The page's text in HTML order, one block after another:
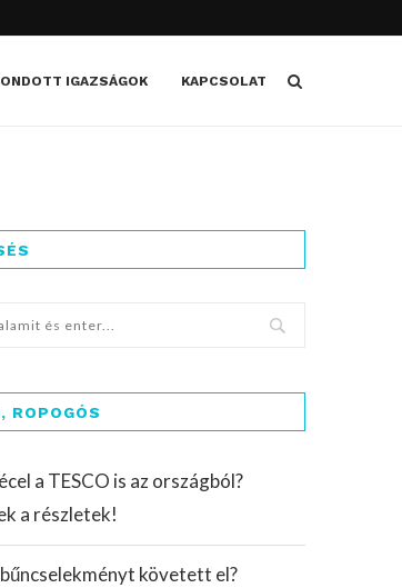
IGAZSÁGOK KAPCSOLAT
ROPOGÓS
a TESCO is az országból?
a részletek!
követett el?